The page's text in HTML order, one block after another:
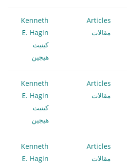
Articles
مقالات
Kenneth
E. Hagin
كينيث
هيجين
Articles
مقالات
Kenneth
E. Hagin
كينيث
هيجين
Articles
مقالات
Kenneth
E. Hagin